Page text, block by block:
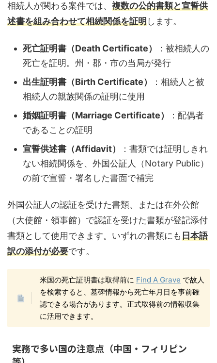
相続人が関わる案件では、 複数の公的書類と宣誓供
述書を組み合わせて相続関係を証明します。
死亡証明書（Death Certificate）
：被相続人の
死亡を証明。州・郡・市の当局が発行
出生証明書（Birth Certificate）
：相続人と被
相続人の親族関係の証明に使用
婚姻証明書（Marriage Certificate）
：配偶者
であることの証明
宣誓供述書（Affidavit）
：書類では証明しきれ
ない相続関係を、外国公証人（Notary Public）
の前で宣誓・署名した書面で補完
外国公証人の認証を受けた書類、または在外公館
（大使館・領事館）で認証を受けた書類が登記添付
書類として使用できます。いずれの書類にも日本語
訳の添付が必要です。
米国の死亡証明書は取得前に Find A Grave で故人
を検索すると、墓碑情報から死亡年月日を事前確
認できる場合があります。正式取得前の情報収集
に活用できます。
実務で多い国の注意点（中国・フィリピン